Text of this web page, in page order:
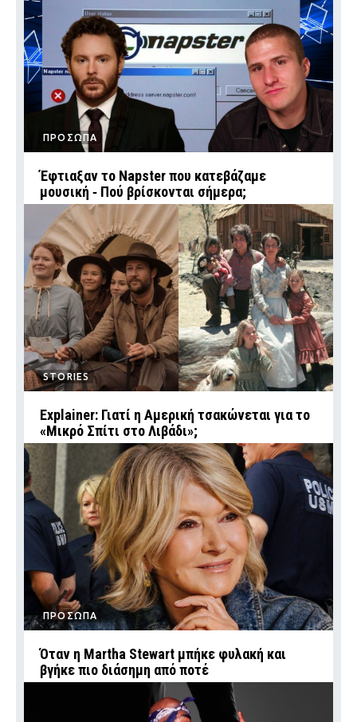
ΠΡΟΣΩΠΑ
Έφτιαξαν το Napster που κατεβάζαμε
μουσική ‑ Πού βρίσκονται σήμερα;
STORIES
Explainer: Γιατί η Αμερική τσακώνεται για το
«Μικρό Σπίτι στο Λιβάδι»;
ΠΡΟΣΩΠΑ
Όταν η Martha Stewart μπήκε φυλακή και
βγήκε πιο διάσημη από ποτέ